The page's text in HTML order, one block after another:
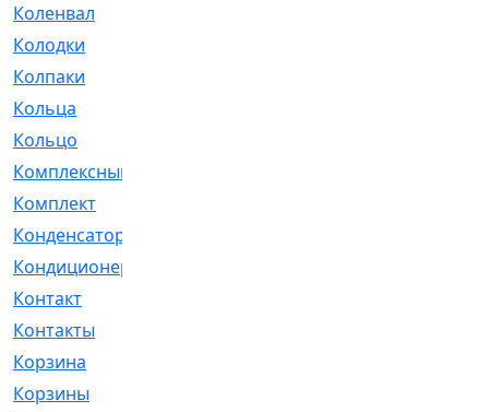
Коленвал
Колодки
Колпаки
Кольца
Кольцо
Комплексный
Комплект
Конденсатор
Кондиционер
Контакт
Контакты
Корзина
Корзины